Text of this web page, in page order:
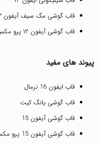
قاب گوشی مگ سیف آیفون ۱۳
قاب گوشی آیفون ۱۲ پرو مکس دخترانه
پیوند های مفید
قاب ایفون 16 نرمال
قاب گوشی یانگ کیت
قاب گوشی آیفون 15
قاب گوشی آیفون 15 پرو مکس